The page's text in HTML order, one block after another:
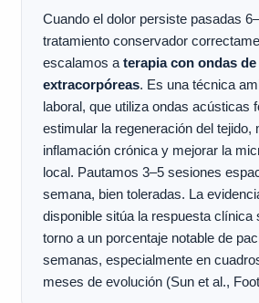
Cuando el dolor persiste pasadas
tratamiento conservador
escalamos a terapia con ondas
extracorpóreas. Es una técnica
laboral, que utiliza ondas acústicas
estimular la regeneración del tejido,
inflamación crónica y mejorar la
local. Pautamos 3–5 sesiones
semana, bien toleradas. La
disponible sitúa la respuesta clínica
torno a un porcentaje notable de
semanas, especialmente en
meses de evolución (Sun et al.,